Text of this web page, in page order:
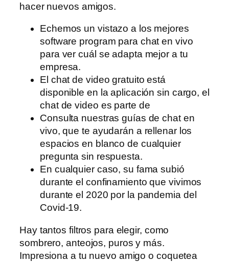
hacer nuevos amigos.
Echemos un vistazo a los mejores
software program para chat en vivo
para ver cuál se adapta mejor a tu
empresa.
El chat de video gratuito está
disponible en la aplicación sin cargo, el
chat de video es parte de
Consulta nuestras guías de chat en
vivo, que te ayudarán a rellenar los
espacios en blanco de cualquier
pregunta sin respuesta.
En cualquier caso, su fama subió
durante el confinamiento que vivimos
durante el 2020 por la pandemia del
Covid-19.
Hay tantos filtros para elegir, como
sombrero, anteojos, puros y más.
Impresiona a tu nuevo amigo o coquetea